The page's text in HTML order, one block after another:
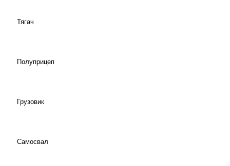
Тягач
Полуприцеп
Грузовик
Самосвал